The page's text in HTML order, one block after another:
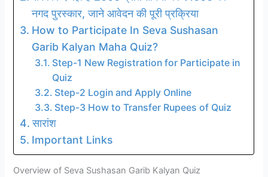
नगद पुरस्कार, जाने आवेदन की पूरी प्रक्रिया
How to Participate In Seva Sushasan
Garib Kalyan Maha Quiz?
Step-1 New Registration for Participate in
Quiz
Step-2 Login and Apply Online
Step-3 How to Transfer Rupees of Quiz
सारांश
Important Links
Overview of Seva Sushasan Garib Kalyan Quiz